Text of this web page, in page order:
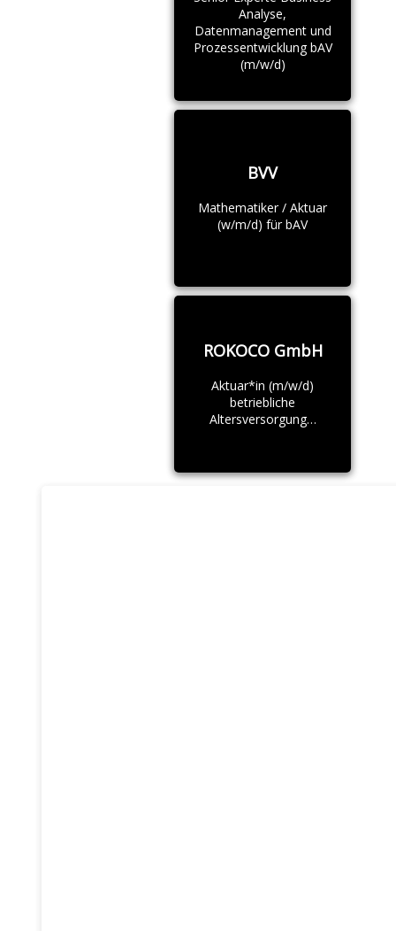
Analyse,
Datenmanagement und
Prozessentwicklung bAV
(m/w/d)
BVV
Mathematiker / Aktuar
(w/m/d) für bAV
ROKOCO GmbH
Aktuar*in (m/w/d)
betriebliche
Altersversorgung…